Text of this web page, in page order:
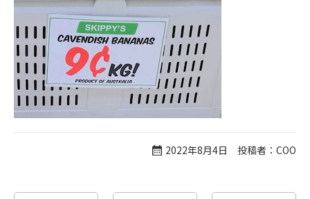
2022年8月4日 投稿者：COO